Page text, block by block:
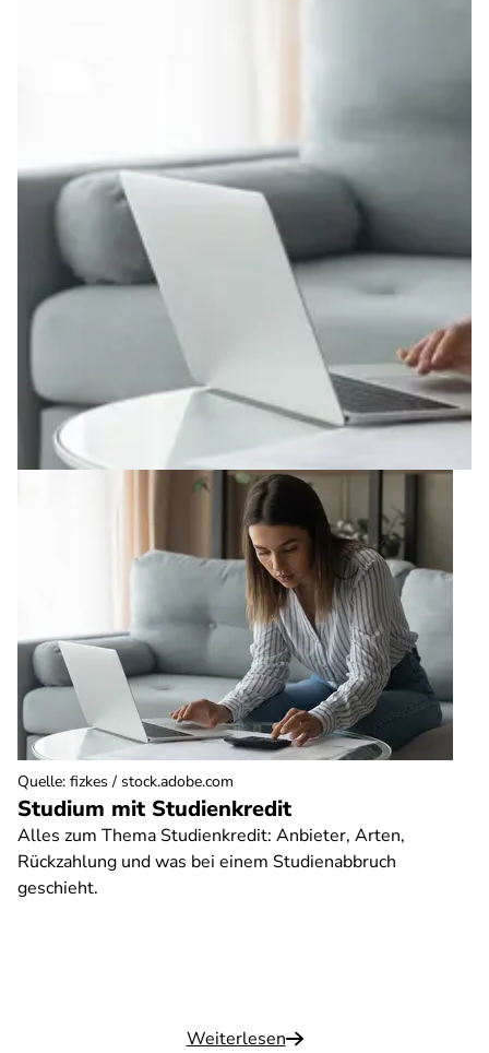
Studium mit Studienkredit
Alles zum Thema Studienkredit: Anbieter, Arten,
Rückzahlung und was bei einem Studienabbruch
geschieht.
Weiterlesen
Quelle: fizkes / stock.adobe.com